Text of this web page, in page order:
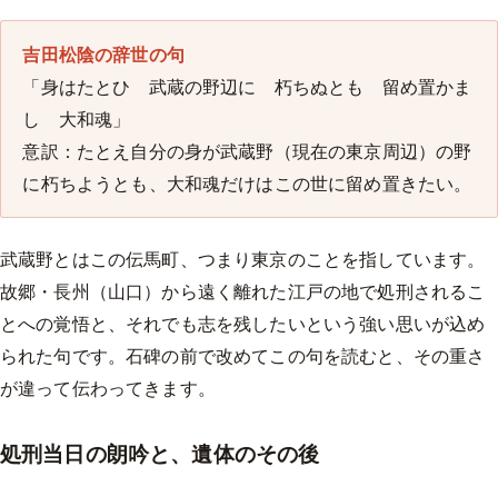
吉田松陰の辞世の句
「身はたとひ 武蔵の野辺に 朽ちぬとも 留め置かま
し 大和魂」
意訳：たとえ自分の身が武蔵野（現在の東京周辺）の野
に朽ちようとも、大和魂だけはこの世に留め置きたい。
武蔵野とはこの伝馬町、つまり東京のことを指しています。
故郷・長州（山口）から遠く離れた江戸の地で処刑されるこ
とへの覚悟と、それでも志を残したいという強い思いが込め
られた句です。石碑の前で改めてこの句を読むと、その重さ
が違って伝わってきます。
処刑当日の朗吟と、遺体のその後